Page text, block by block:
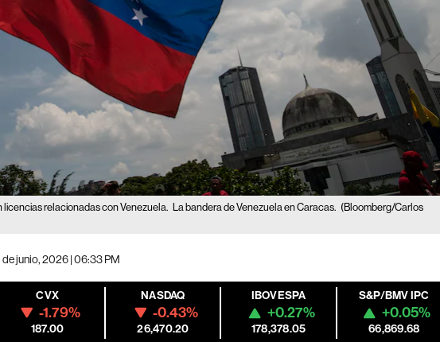
licencias relacionadas con Venezuela. La bandera de Venezuela en Caracas. (Bloomberg/Carlos
de junio, 2026 | 06:33 PM
CVX
-1.79%
187.00
NASDAQ
-0.43%
26,470.20
IBOVESPA
+0.27%
178,378.05
S&P/BMV IPC
+0.05%
66,869.68